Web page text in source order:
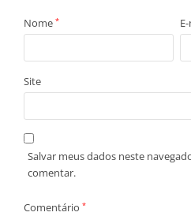
Nome *
Site
Salvar meus dados neste
comentar.
Comentário *